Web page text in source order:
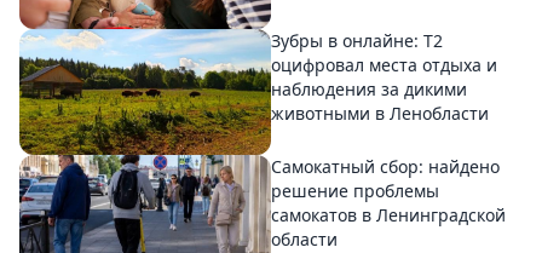
Зубры в онлайне: Т2
оцифровал места отдыха и
наблюдения за дикими
животными в Ленобласти
Самокатный сбор: найдено
решение проблемы
самокатов в Ленинградской
области